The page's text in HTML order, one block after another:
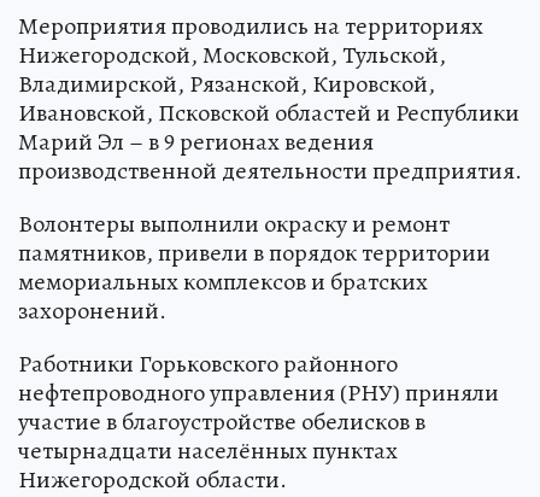
Мероприятия проводились на территориях
Нижегородской, Московской, Тульской,
Владимирской, Рязанской, Кировской,
Ивановской, Псковской областей и Республики
Марий Эл – в 9 регионах ведения
производственной деятельности предприятия.
Волонтеры выполнили окраску и ремонт
памятников, привели в порядок территории
мемориальных комплексов и братских
захоронений.
Работники Горьковского районного
нефтепроводного управления (РНУ) приняли
участие в благоустройстве обелисков в
четырнадцати населённых пунктах
Нижегородской области.